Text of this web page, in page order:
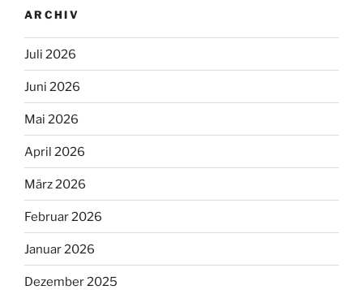
ARCHIV
Juli 2026
Juni 2026
Mai 2026
April 2026
März 2026
Februar 2026
Januar 2026
Dezember 2025